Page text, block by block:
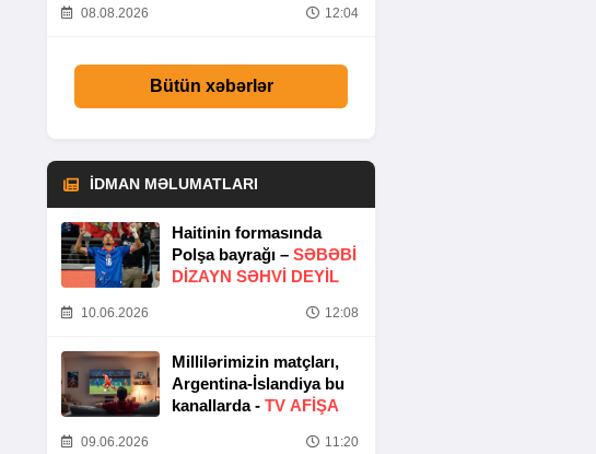
08.08.2026 12:04
Bütün xəbərlər
İDMAN MƏLUMATLARI
Haitinin formasında
Polşa bayrağı – SƏBƏBI
DIZAYN SƏHVI DEYIL
10.06.2026 12:08
Millilərimizin matçları,
Argentina-İslandiya bu
kanallarda - TV AFİŞA
09.06.2026 11:20